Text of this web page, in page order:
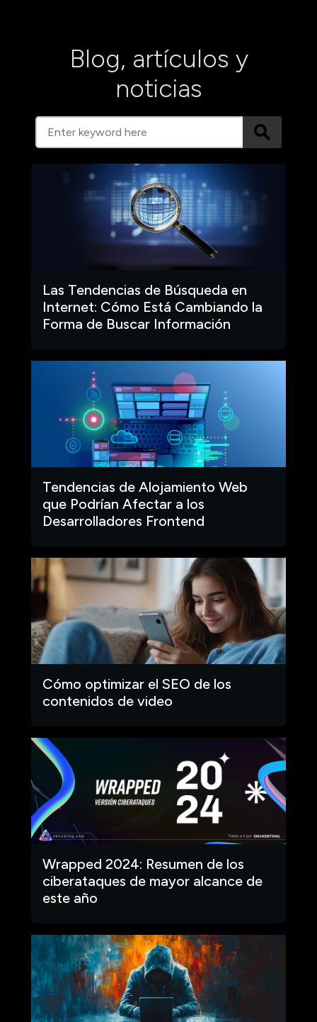
Blog, artículos y
noticias
Las Tendencias de Búsqueda en
Internet: Cómo Está Cambiando la
Forma de Buscar Información
Tendencias de Alojamiento Web
que Podrían Afectar a los
Desarrolladores Frontend
Cómo optimizar el SEO de los
contenidos de video
Wrapped 2024: Resumen de los
ciberataques de mayor alcance de
este año